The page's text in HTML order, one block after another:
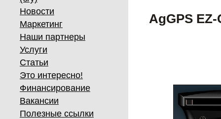
Новости
Маркетинг
Наши партнеры
Услуги
Статьи
Это интересно!
Финансирование
Вакансии
Полезные ссылки
AgGPS